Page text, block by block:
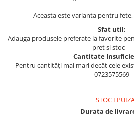
Aceasta este varianta pentru
Sfat util:
Adauga produsele preferate la favorite
pret si stoc
Cantitate
Pentru cantități mai mari decât cele
0723575569
STOC
Durata de